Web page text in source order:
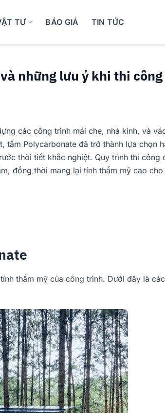
TƯ BÁO GIÁ TIN TỨC
những lưu ý khi thi công
các công trình mái che, nhà kính, và
tấm Polycarbonate đã trở thành lựa chọn
thời tiết khắc nghiệt. Quy trình thi công
đồng thời mang lại tính thẩm mỹ cao
thẩm mỹ của công trình. Dưới đây là